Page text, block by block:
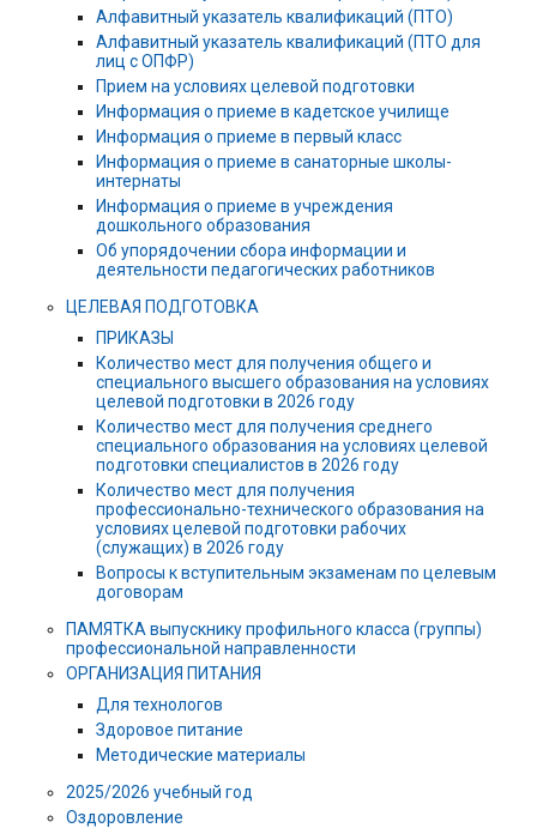
Алфавитный указатель квалификаций (ПТО)
Алфавитный указатель квалификаций (ПТО для
лиц с ОПФР)
Прием на условиях целевой подготовки
Информация о приеме в кадетское училище
Информация о приеме в первый класс
Информация о приеме в санаторные школы-
интернаты
Информация о приеме в учреждения
дошкольного образования
Об упорядочении сбора информации и
деятельности педагогических работников
ЦЕЛЕВАЯ ПОДГОТОВКА
ПРИКАЗЫ
Количество мест для получения общего и
специального высшего образования на условиях
целевой подготовки в 2026 году
Количество мест для получения среднего
специального образования на условиях целевой
подготовки специалистов в 2026 году
Количество мест для получения
профессионально-технического образования на
условиях целевой подготовки рабочих
(служащих) в 2026 году
Вопросы к вступительным экзаменам по целевым
договорам
ПАМЯТКА выпускнику профильного класса (группы)
профессиональной направленности
ОРГАНИЗАЦИЯ ПИТАНИЯ
Для технологов
Здоровое питание
Методические материалы
2025/2026 учебный год
Оздоровление